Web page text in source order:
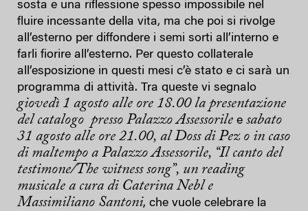
sosta e una riflessione spesso impossibile nel
fluire incessante della vita, ma che poi si rivolge
all’esterno per diffondere i semi sorti all’interno e
farli fiorire all’esterno. Per questo collaterale
all’esposizione in questi mesi c’è stato e ci sarà un
programma di attività. Tra queste vi segnalo
giovedì 1 agosto alle ore 18.00 la presentazione
del catalogo presso Palazzo Assessorile e sabato
31 agosto alle ore 21.00, al Doss di Pez o in caso
di maltempo a Palazzo Assessorile, “Il canto del
testimone/The witness song”, un reading
musicale a cura di Caterina Nebl e
Massimiliano Santoni, che vuole celebrare la